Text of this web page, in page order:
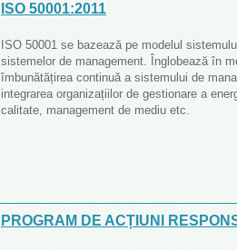
ISO 50001:2011
ISO 50001 se bazează pe modelul
sistemelor de management. Înglobează în
îmbunătățirea continuă a sistemului de
integrarea organizațiilor de gestionare a
calitate, management de mediu etc.
PROGRAM DE ACȚIUNI